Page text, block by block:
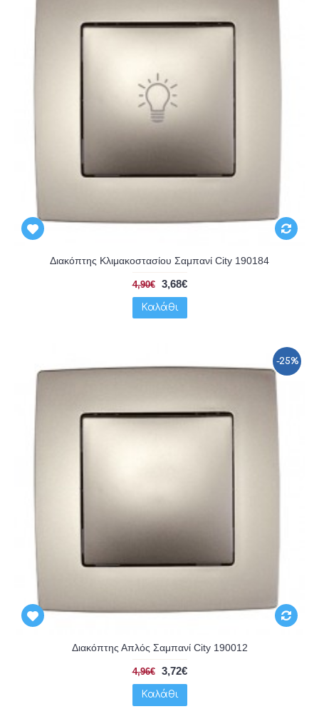
Διακόπτης Κλιμακοστασίου Σαμπανί City 190184
4,90€ 3,68€
Καλάθι
-25%
Διακόπτης Απλός Σαμπανί City 190012
4,96€ 3,72€
Καλάθι